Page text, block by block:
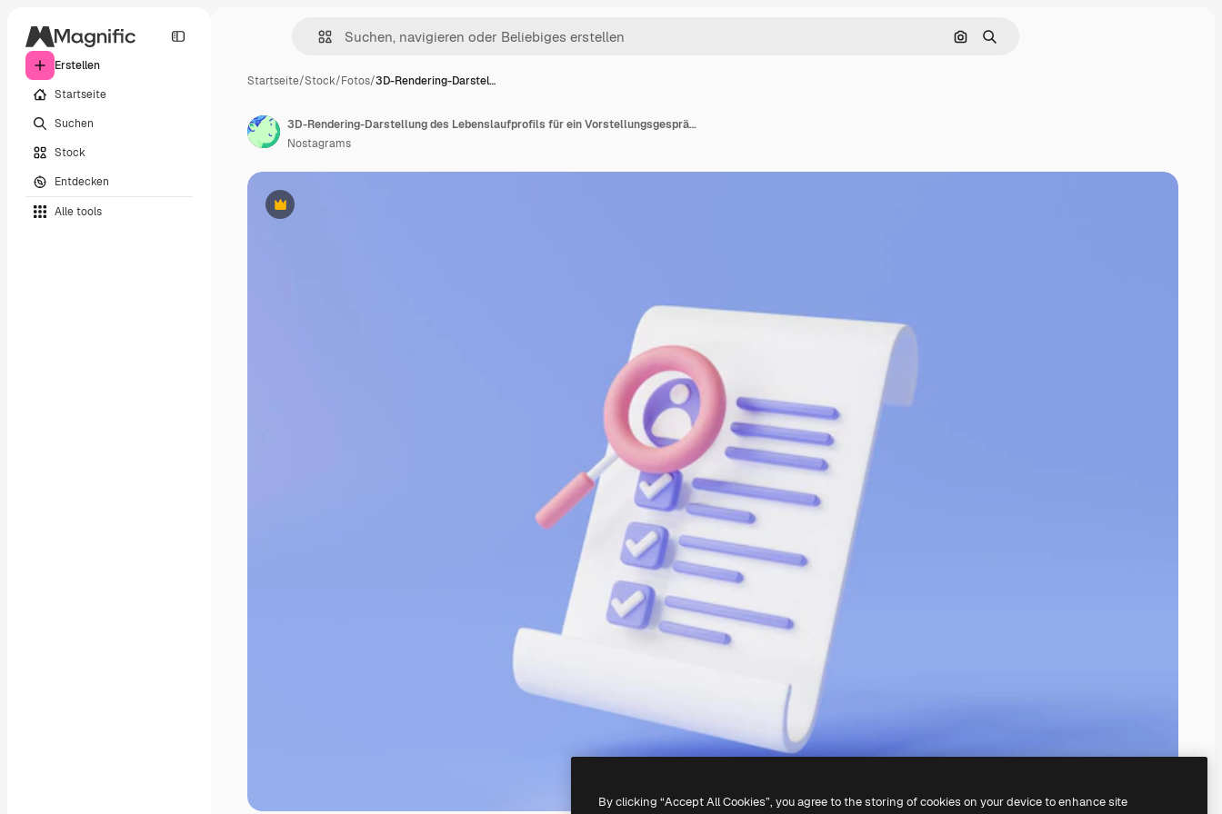
Erstellen
Startseite
Suchen
Stock
Entdecken
Alle tools
Nach Bild suchen
Suchen
Startseite/Stock/Fotos/3D-Rendering-Darstel…
Premium
3D-Rendering-Darstellung des Lebenslaufprofils für ein Vorstellungsgespräch mit Lupe Personalwesen und Lebenslaufkonzept Jobsuche Lebenslaufkarte Personalvermittlungsagentur Suche nach neuen Mitarbeitern im Personalwesen
Nostagrams
By clicking “Accept All Cookies”, you agree to the storing of cookies on your device to enhance site